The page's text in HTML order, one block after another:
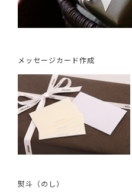
メッセージカード作成
熨斗（のし）